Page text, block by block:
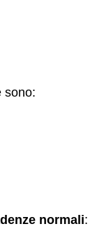
sono:
normali: